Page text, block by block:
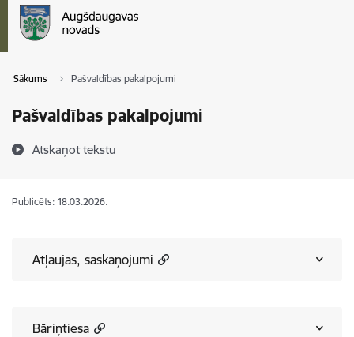
Sākums Pašvaldības pakalpojumi
Pašvaldības pakalpojumi
Atskaņot tekstu
Publicēts: 18.03.2026.
Atļaujas, saskaņojumi
Bāriņtiesa